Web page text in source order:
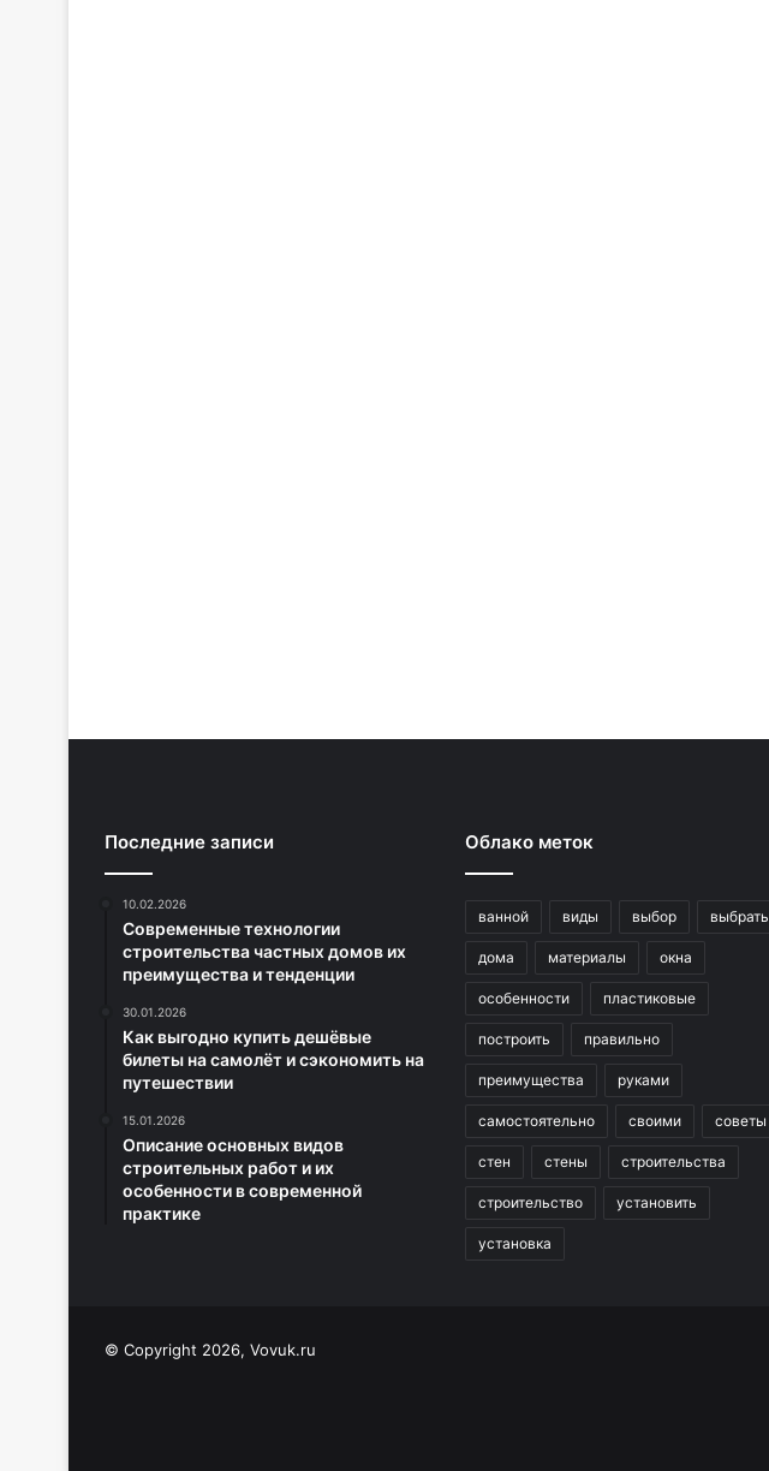
Последние записи
10.02.2026
Современные технологии
строительства частных домов их
преимущества и тенденции
30.01.2026
Как выгодно купить дешёвые
билеты на самолёт и сэкономить на
путешествии
15.01.2026
Описание основных видов
строительных работ и их
особенности в современной
практике
Облако меток
ванной виды выбор выбрать
дома материалы окна
особенности пластиковые
построить правильно
преимущества руками
самостоятельно своими советы
стен стены строительства
строительство установить
установка
© Copyright 2026, Vovuk.ru